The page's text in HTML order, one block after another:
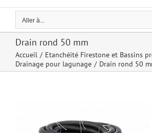
Aller à...
Drain rond 50 mm
Accueil
Etanchéité Firestone et Bassins
Drainage pour lagunage
Drain rond 50